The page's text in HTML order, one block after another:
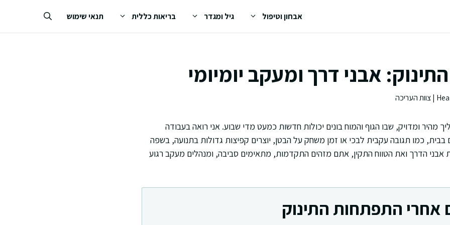
אבחון וטיפול גיל ומגדר בריאות כללית תנאי שימוש
אבני דרך ומעקב יומיומי
מהיר ומדויק, שבו הגוף והמוח בונים יכולות חדשות כמעט מדי שבוע. אני רואה בעבודה
בבית, כמו תגובה עקבית לבכי או זמן משחק על הבטן, יוצרים קפיצות גדולות בתנועה, בשפה
הדרך ואת הטווח התקין, אתם מזהים התקדמות, מתאימים סביבה, ומנהלים מעקב רגוע
אחרי התפתחות התינוק